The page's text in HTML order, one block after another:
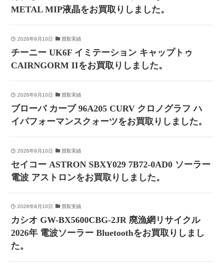
METAL MIP液晶をお買取りしました。
2026年8月10日 買取実績
チーニー UK6F イミテーション キャップトゥ
CAIRNGORM IIをお買取りしました。
2026年8月10日 買取実績
ブローバ カーブ 96A205 CURV クロノグラフ ハ
イパフォーマンスクォーツをお買取りしました。
2026年8月10日 買取実績
セイコー ASTRON SBXY029 7B72-0AD0 ソーラー
電波 アストロンをお買取りしました。
2026年8月10日 買取実績
カシオ GW-BX5600CBG-2JR 廃漁網リサイクル
2026年 電波ソーラー Bluetoothをお買取りしまし
た。